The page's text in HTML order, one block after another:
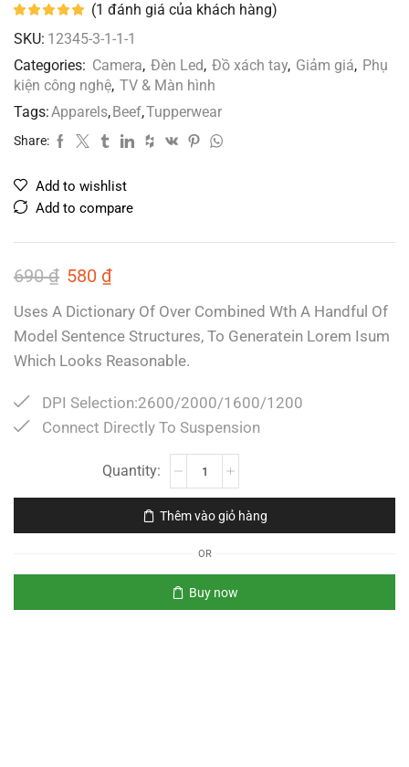
(1 đánh giá của khách hàng)
SKU: 12345-3-1-1-1
Categories: Camera, Đèn Led, Đồ xách tay, Giảm giá, Phụ
kiện công nghệ, TV & Màn hình
Tags:Apparels, Beef,Tupperwear
Share:
Add to wishlist
Add to compare
690₫ 580 ₫
Uses A Dictionary Of Over Combined Wth A Handful Of
Model Sentence Structures, To Generatein Lorem Isum
Which Looks Reasonable.
DPI Selection:2600/2000/1600/1200
Connect Directly To Suspension
Thêm vào giỏ hàng
OR
Buy now